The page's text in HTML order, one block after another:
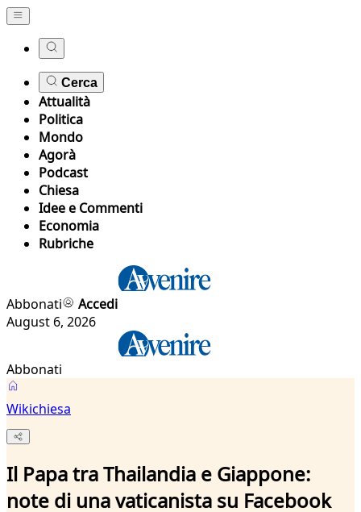
Cerca
Attualità
Politica
Mondo
Agorà
Podcast
Chiesa
Idee e Commenti
Economia
Rubriche
Abbonati
Accedi
August 6, 2026
Abbonati
Wikichiesa
Il Papa tra Thailandia e Giappone:
note di una vaticanista su Facebook